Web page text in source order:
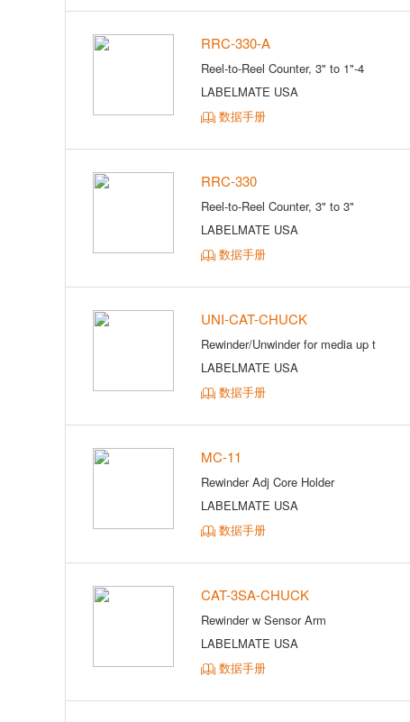
RRC-330-A
Reel-to-Reel Counter, 3" to 1"-4
LABELMATE USA
数据手册
RRC-330
Reel-to-Reel Counter, 3" to 3"
LABELMATE USA
数据手册
UNI-CAT-CHUCK
Rewinder/Unwinder for media up t
LABELMATE USA
数据手册
MC-11
Rewinder Adj Core Holder
LABELMATE USA
数据手册
CAT-3SA-CHUCK
Rewinder w Sensor Arm
LABELMATE USA
数据手册